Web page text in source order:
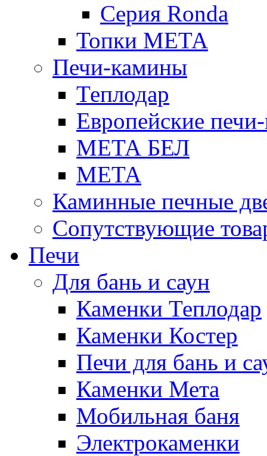
Серия Ronda
Топки МЕТА
Печи-камины
Теплодар
Европейские
МЕТА БЕЛ
МЕТА
Каминные печные
Сопутствующие
Печи
Для бань и саун
Каменки Теплодар
Каменки Костер
Печи для бань и
Каменки Мета
Мобильная баня
Электрокаменки